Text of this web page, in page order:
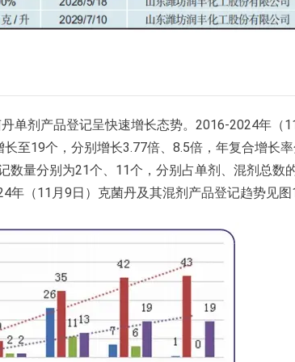
单剂产品登记呈快速增长态势。2016-2024年（
至19个，分别增长3.77倍、8.5倍，年复合增长率
量分别为21个、11个，分别占单剂、混剂总数的
（11月9日）克菌丹及其混剂产品登记趋势见图1